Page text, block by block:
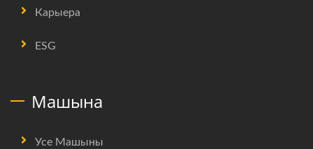
Карыера
ESG
Машына
Усе Машыны